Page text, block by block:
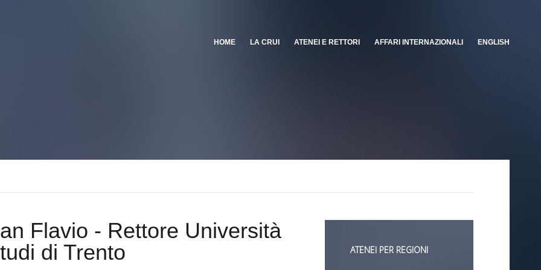
HOME LA CRUI ATENEI E RETTORI AFFARI INTERNAZIONALI ENGLISH
Flavio - Rettore Università
di Trento
ATENEI PER REGIONI